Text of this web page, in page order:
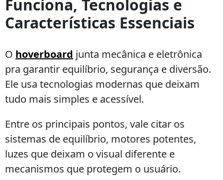
diversão
para
todas
idades
estilo
Funciona, Tecnologias e
Características Essenciais
O hoverboard junta mecânica e eletrônica
pra garantir equilíbrio, segurança e diversão.
Ele usa tecnologias modernas que deixam
tudo mais simples e acessível.
Entre os principais pontos, vale citar os
sistemas de equilíbrio, motores potentes,
luzes que deixam o visual diferente e
mecanismos que protegem o usuário.